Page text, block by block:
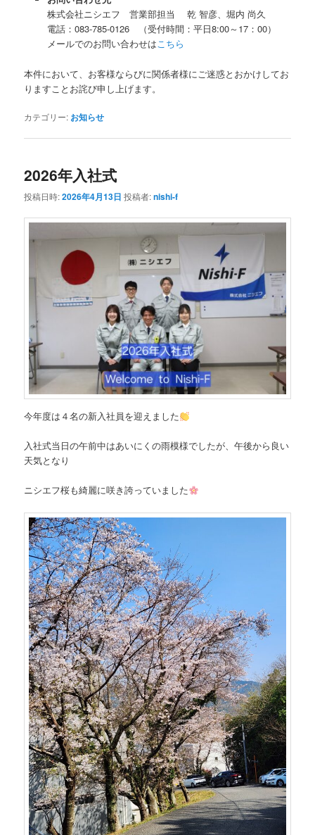
株式会社ニシエフ 営業部担当 乾 智彦、堀内 尚久
電話：083-785-0126 （受付時間：平日8:00～17：00）
メールでのお問い合わせはこちら
本件において、お客様ならびに関係者様にご迷惑とおかけしてお
りますことお詫び申し上げます。
カテゴリー: お知らせ
2026年入社式
投稿日時:2026年4月13日 投稿者:nishi-f
今年度は４名の新入社員を迎えました
入社式当日の午前中はあいにくの雨模様でしたが、午後から良い
天気となり
ニシエフ桜も綺麗に咲き誇っていました